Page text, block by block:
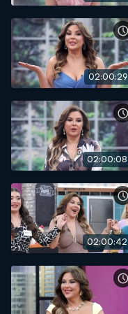
02:00:29
02:00:08
02:00:42